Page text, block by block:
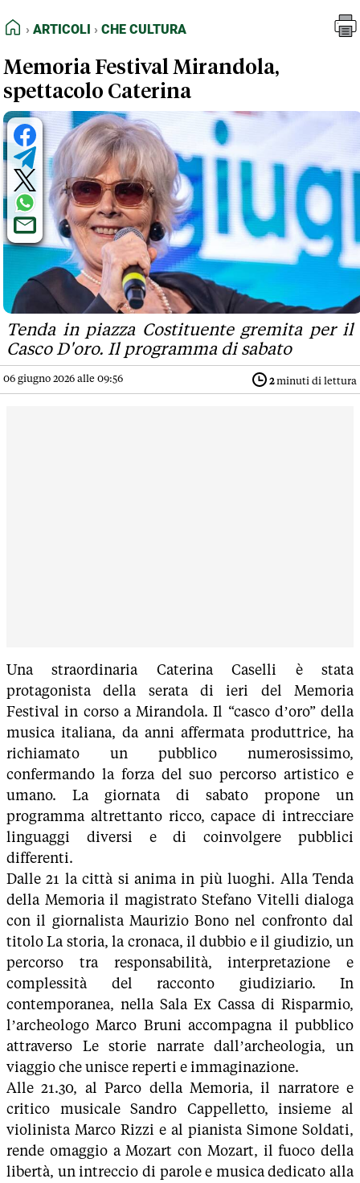
FEED RSS
NORMATIVE DEONTOLOGICHE
TERMINI e CONDIZIONI
Articoli
Che Cultura
HOME
ARTICOLI CHE CULTURA
Memoria Festival Mirandola,
spettacolo Caterina
Tenda in piazza Costituente gremita per il
Casco D'oro. Il programma di sabato
06 giugno 2026 alle 09:56 2minuti di lettura
Una straordinaria Caterina Caselli è stata
protagonista della serata di ieri del Memoria
Festival in corso a Mirandola. Il “casco d’oro” della
musica italiana, da anni affermata produttrice, ha
richiamato un pubblico numerosissimo,
confermando la forza del suo percorso artistico e
umano. La giornata di sabato propone un
programma altrettanto ricco, capace di intrecciare
linguaggi diversi e di coinvolgere pubblici
differenti.
Dalle 21 la città si anima in più luoghi. Alla Tenda
della Memoria il magistrato Stefano Vitelli dialoga
con il giornalista Maurizio Bono nel confronto dal
titolo La storia, la cronaca, il dubbio e il giudizio, un
percorso tra responsabilità, interpretazione e
complessità del racconto giudiziario. In
contemporanea, nella Sala Ex Cassa di Risparmio,
l’archeologo Marco Bruni accompagna il pubblico
attraverso Le storie narrate dall’archeologia, un
viaggio che unisce reperti e immaginazione.
Alle 21.30, al Parco della Memoria, il narratore e
critico musicale Sandro Cappelletto, insieme al
violinista Marco Rizzi e al pianista Simone Soldati,
rende omaggio a Mozart con Mozart, il fuoco della
libertà, un intreccio di parole e musica dedicato alla